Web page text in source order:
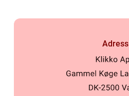
Adress